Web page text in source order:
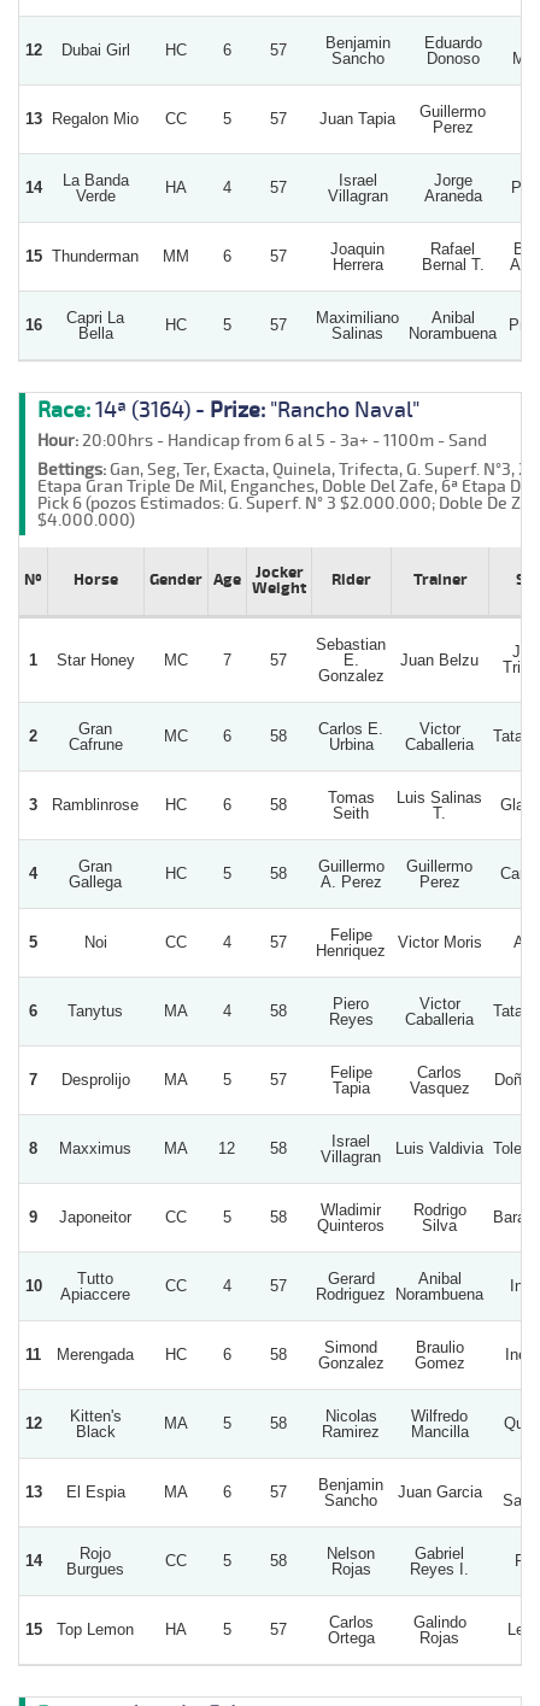
12 Dubai Girl HC 6 57
Benjamin
Sancho
Eduardo
Donoso
13 Regalon Mio CC 5 57 Juan Tapia
Guillermo
Perez
14
La Banda
Verde
HA 4 57
Israel
Villagran
Jorge
Araneda
15 Thunderman MM 6 57
Joaquin
Herrera
Rafael
Bernal T.
16
Capri La
Bella
HC 5 57
Maximiliano
Salinas
Anibal
Norambuena
Race:14ª (3164) - Prize: "Rancho Naval"
Hour:20:00hrs - Handicap from 6 al 5 - 3a+ - 1100m - Sand
Bettings:Gan, Seg, Ter, Exacta, Quinela, Trifecta, G. Superf. N°3, 2ª
Etapa Gran Triple De Mil, Enganches, Doble Del Zafe, 6ª Etapa Del
Pick 6 (pozos Estimados: G. Superf. N° 3 $2.000.000; Doble De
$4.000.000)
Nº Horse Gender Age
Jocker
Weight
Rider Trainer
1 Star Honey MC 7 57
Sebastian
E.
Gonzalez
Juan Belzu
2
Gran
Cafrune
MC 6 58
Carlos E.
Urbina
Victor
Caballeria
Tata
3 Ramblinrose HC 6 58
Tomas
Seith
Luis Salinas
T.
4
Gran
Gallega
HC 5 58
Guillermo
A. Perez
Guillermo
Perez
5 Noi CC 4 57
Felipe
Henriquez
Victor Moris
6 Tanytus MA 4 58
Piero
Reyes
Victor
Caballeria
Tata
7 Desprolijo MA 5 57
Felipe
Tapia
Carlos
Vasquez
Doña
8 Maxximus MA 12 58
Israel
Villagran
Luis Valdivia Toleo
9 Japoneitor CC 5 58
Wladimir
Quinteros
Rodrigo
Silva
10
Tutto
Apiaccere
CC 4 57
Gerard
Rodriguez
Anibal
Norambuena
11 Merengada HC 6 58
Simond
Gonzalez
Braulio
Gomez
12
Kitten's
Black
MA 5 58
Nicolas
Ramirez
Wilfredo
Mancilla
13 El Espia MA 6 57
Benjamin
Sancho
Juan Garcia
14
Rojo
Burgues
CC 5 58
Nelson
Rojas
Gabriel
Reyes I.
15 Top Lemon HA 5 57
Carlos
Ortega
Galindo
Rojas